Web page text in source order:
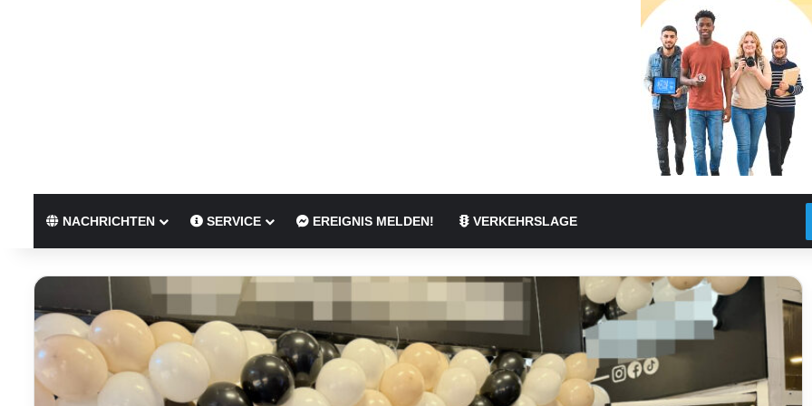
NACHRICHTEN SERVICE EREIGNIS MELDEN! VERKEHRSLAGE